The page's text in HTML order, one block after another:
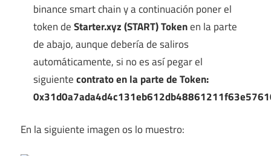
binance smart chain y a continuación poner el
token deStarter.xyz (START) Tokenen la parte
de abajo, aunque debería de saliros
automáticamente, si no es así pegar el
siguientecontrato en la parte de Token:
En la siguiente imagen os lo muestro: